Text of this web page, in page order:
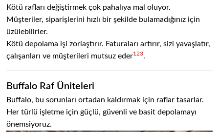
Kötü rafları değiştirmek çok pahalıya mal oluyor.
Müşteriler, siparişlerini hızlı bir şekilde bulamadığınız için
üzülebilirler.
Kötü depolama işi zorlaştırır. Faturaları artırır, sizi yavaşlatır,
çalışanları ve müşterileri mutsuz eder1 23.
Buffalo Raf Üniteleri
Buffalo, bu sorunları ortadan kaldırmak için raflar tasarlar.
Her türlü işletme için güçlü, güvenli ve basit depolamayı
önemsiyoruz.